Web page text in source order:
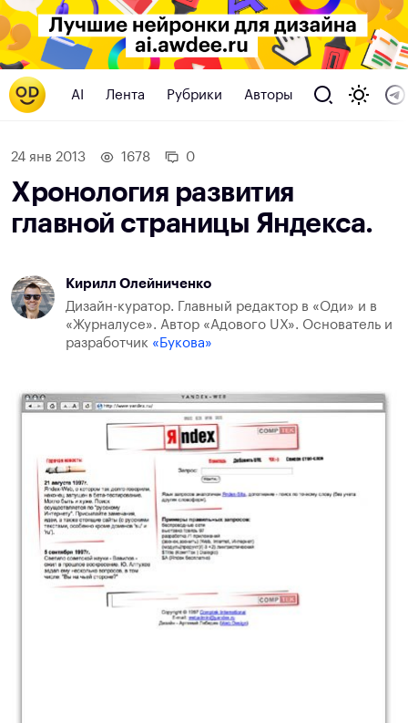
AI Лента Рубрики Авторы
24 янв 2013 1678 0
Хронология развития
главной страницы Яндекса.
Кирилл Олейниченко
Дизайн-куратор. Главный редактор в «Оди» и в
«Журналусе». Автор «Адового UX». Основатель и
разработчик «Букова»